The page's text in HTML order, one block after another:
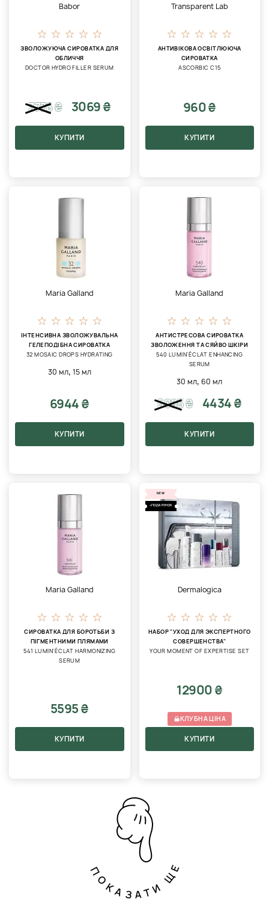
Babor
ЗВОЛОЖУЮЧА СИРОВАТКА ДЛЯ
ОБЛИЧЧЯ
DOCTOR HYDRO FILLER SERUM
3776₴ 3069 ₴
КУПИТИ
Transparent Lab
АНТИВІКОВА ОСВІТЛЮЮЧА
СИРОВАТКА
ASCORBIC C15
960 ₴
КУПИТИ
Maria Galland
ІНТЕНСИВНА ЗВОЛОЖУВАЛЬНА
ГЕЛЕПОДІБНА СИРОВАТКА
32 MOSAIC DROPS HYDRATING
30 мл, 15 мл
6944 ₴
КУПИТИ
Maria Galland
АНТИСТРЕСОВА СИРОВАТКА
ЗВОЛОЖЕННЯ ТА СЯЙВО ШКІРИ
540 LUMIN’ÉCLAT ENHANCING
SERUM
30 мл,60 мл
5095₴ 4434 ₴
КУПИТИ
Maria Galland
СИРОВАТКА ДЛЯ БОРОТЬБИ З
ПІГМЕНТНИМИ ПЛЯМАМИ
541 LUMIN'ÉCLAT HARMONIZING
SERUM
5595 ₴
КУПИТИ
NEW
+ПОДАРУНОК
Dermalogica
НАБОР "УХОД ДЛЯ ЭКСПЕРТНОГО
СОВЕРШЕНСТВА"
YOUR MOMENT OF EXPERTISE SET
12900 ₴
КЛУБНА ЦІНА
КУПИТИ
ПОКАЗАТИ ЩЕ